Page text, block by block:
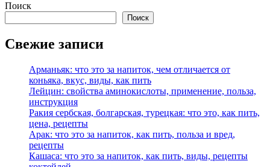
Поиск
Поиск
Свежие записи
Арманьяк: что это за напиток, чем отличается от
коньяка, вкус, виды, как пить
Лейцин: свойства аминокислоты, применение, польза,
инструкция
Ракия сербская, болгарская, турецкая: что это, как пить,
цена, рецепты
Арак: что это за напиток, как пить, польза и вред,
рецепты
Кашаса: что это за напиток, как пить, виды, рецепты